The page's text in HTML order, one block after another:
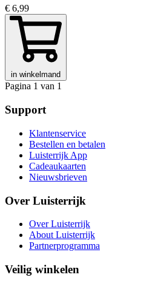
€ 6,99
in winkelmand
Pagina 1 van 1
Support
Klantenservice
Bestellen en betalen
Luisterrijk App
Cadeaukaarten
Nieuwsbrieven
Over Luisterrijk
Over Luisterrijk
About Luisterrijk
Partnerprogramma
Veilig winkelen